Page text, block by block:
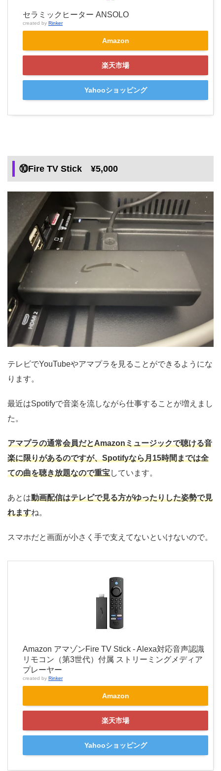
セラミックヒーター ANSOLO
created by Rinker
Amazon
楽天市場
Yahooショッピング
⑩Fire TV Stick ¥5,000
テレビでYouTubeやアマプラを見ることができるようにな
ります。
最近はSpotifyで音楽を流しながら仕事することが増えまし
た。
アマプラの通常会員だとAmazonミュージックで聴ける音
楽に限りがあるのですが、Spotifyなら月15時間までは全
ての曲を聴き放題なので重宝しています。
あとは動画配信はテレビで見る方がゆったりした姿勢で見
れますね。
スマホだと画面が小さく手で支えてないといけないので。
Amazon アマゾンFire TV Stick - Alexa対応音声認識
リモコン（第3世代）付属 ストリーミングメディア
プレーヤー
created by Rinker
Amazon
楽天市場
Yahooショッピング